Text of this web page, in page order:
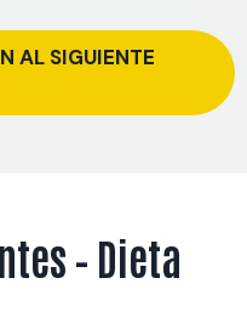
AL SIGUIENTE
– Dieta